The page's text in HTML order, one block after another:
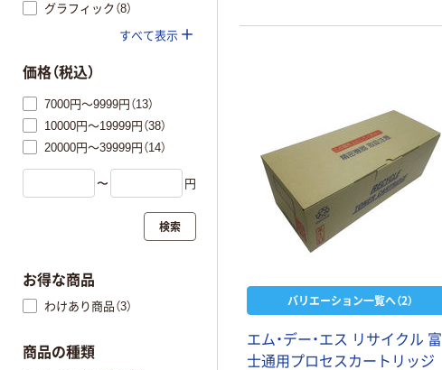
バリエーション一覧へ（2）
エム・デー・エス リサイクル 富
士通用プロセスカートリッジ
グラフィック（8）
すべて表示
価格（税込）
7000円～9999円（13）
10000円～19999円（38）
20000円～39999円（14）
〜 円
検索
お得な商品
わけあり商品（3）
商品の種類